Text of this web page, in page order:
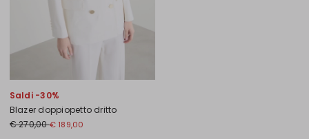
Saldi -30%
Blazer doppiopetto dritto
€ 270,00€ 189,00